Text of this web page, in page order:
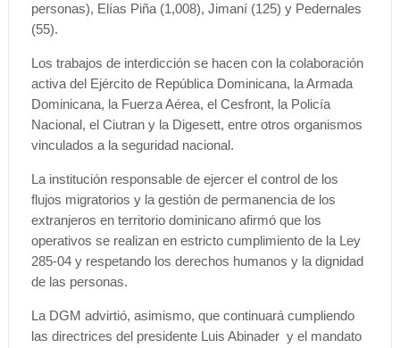
personas), Elías Piña (1,008), Jimaní (125) y Pedernales
(55).
Los trabajos de interdicción se hacen con la colaboración
activa del Ejército de República Dominicana, la Armada
Dominicana, la Fuerza Aérea, el Cesfront, la Policía
Nacional, el Ciutran y la Digesett, entre otros organismos
vinculados a la seguridad nacional.
La institución responsable de ejercer el control de los
flujos migratorios y la gestión de permanencia de los
extranjeros en territorio dominicano afirmó que los
operativos se realizan en estricto cumplimiento de la Ley
285-04 y respetando los derechos humanos y la dignidad
de las personas.
La DGM advirtió, asimismo, que continuará cumpliendo
las directrices del presidente Luis Abinader y el mandato